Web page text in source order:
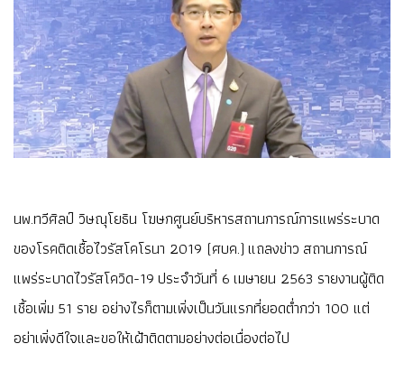
นพ.ทวีศิลป์ วิษณุโยธิน โฆษกศูนย์บริหารสถานการณ์การแพร่ระบาด
ของโรคติดเชื้อไวรัสโคโรนา 2019 (ศบค.) แถลงข่าว สถานการณ์
แพร่ระบาดไวรัสโควิด-19 ประจำวันที่ 6 เมษายน 2563 รายงานผู้ติด
เชื้อเพิ่ม 51 ราย อย่างไรก็ตามเพิ่งเป็นวันแรกที่ยอดต่ำกว่า 100 แต่
อย่าเพิ่งดีใจและขอให้เฝ้าติดตามอย่างต่อเนื่องต่อไป